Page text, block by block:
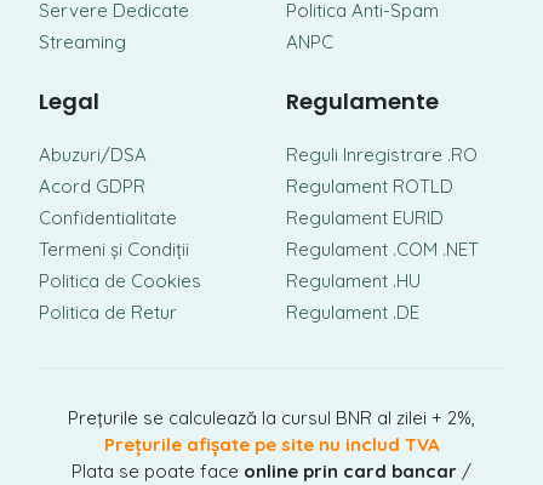
Servere Dedicate
Streaming
Politica Anti-Spam
ANPC
Legal
Abuzuri/DSA
Acord GDPR
Confidentialitate
Termeni și Condiții
Politica de Cookies
Politica de Retur
Regulamente
Reguli Inregistrare .RO
Regulament ROTLD
Regulament EURID
Regulament .COM .NET
Regulament .HU
Regulament .DE
Prețurile se calculează la cursul BNR al zilei + 2%,
Prețurile afișate pe site nu includ TVA
Plata se poate face online prin card bancar /